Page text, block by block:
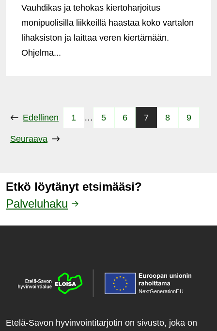
Vauhdikas ja tehokas kiertoharjoitus
monipuolisilla liikkeillä haastaa koko vartalon
lihaksiston ja laittaa veren kiertämään.
Ohjelma...
Edellinen 1 … 5 6 7 8 9
Seuraava
Etkö löytänyt etsimääsi?
Palveluhaku
NextGenerationEU
Etelä-Savon hyvinvointitarjotin on sivusto, joka on